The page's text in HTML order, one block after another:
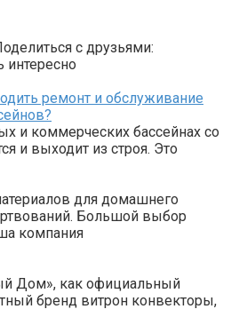
с друзьями:
ремонт и обслуживание
и коммерческих бассейнах со
и выходит из строя. Это
для домашнего
Большой выбор
компания
Дом», как официальный
бренд витрон конвекторы,